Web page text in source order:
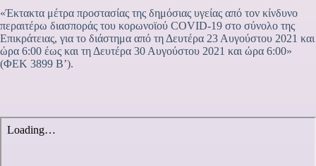
«Έκτακτα μέτρα προστασίας της δημόσιας υγείας από τον κίνδυνο
περαιτέρω διασποράς του κορωνοϊού COVID-19 στο σύνολο της
Επικράτειας, για το διάστημα από τη Δευτέρα 23 Αυγούστου 2021 και
ώρα 6:00 έως και τη Δευτέρα 30 Αυγούστου 2021 και ώρα 6:00»
(ΦΕΚ 3899 Β’).